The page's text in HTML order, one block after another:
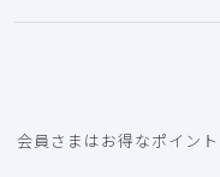
会員さまはお得なポイン